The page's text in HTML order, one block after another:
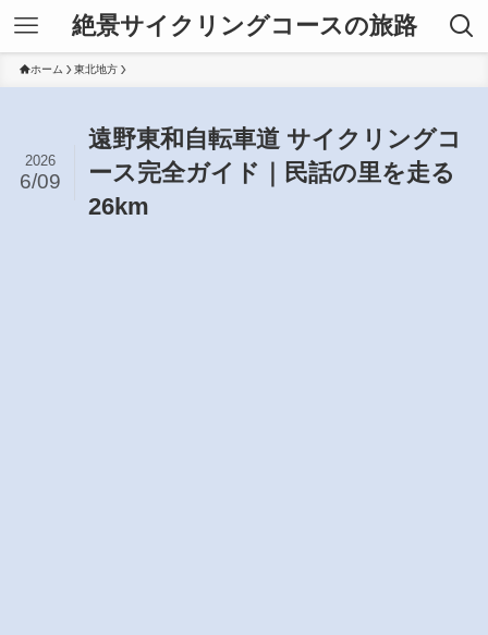
絶景サイクリングコースの旅路
ホーム 東北地方
遠野東和自転車道 サイクリングコ
ース完全ガイド｜民話の里を走る
26km
2026
6/09